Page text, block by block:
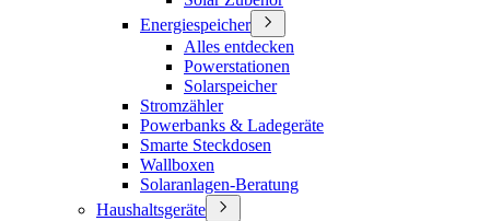
Energiespeicher
Alles entdecken
Powerstationen
Solarspeicher
Stromzähler
Powerbanks & Ladegeräte
Smarte Steckdosen
Wallboxen
Solaranlagen-Beratung
Haushaltsgeräte